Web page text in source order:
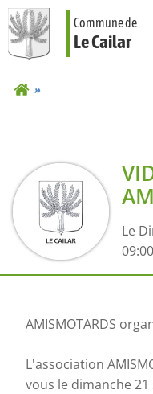
Aller
au
contenu
Commune de
Le Cailar
Le
AMISMOTARDS
L'association
vous le dimanche